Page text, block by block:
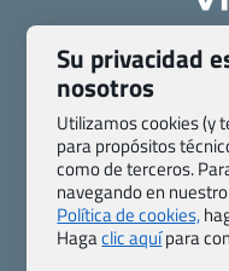
Pasaporte, Visado,
Blog de
Preguntas
Política de
Todas
Su privacidad
nosotros
Utilizamos cookies (y
para propósitos
como de terceros.
navegando en
Política de cookies,
Hagaclic aquípara